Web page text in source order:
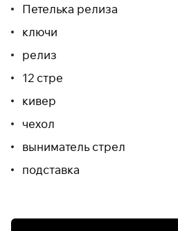
Петелька релиза
ключи
релиз
12 стре
кивер
чехол
выниматель стрел
подставка